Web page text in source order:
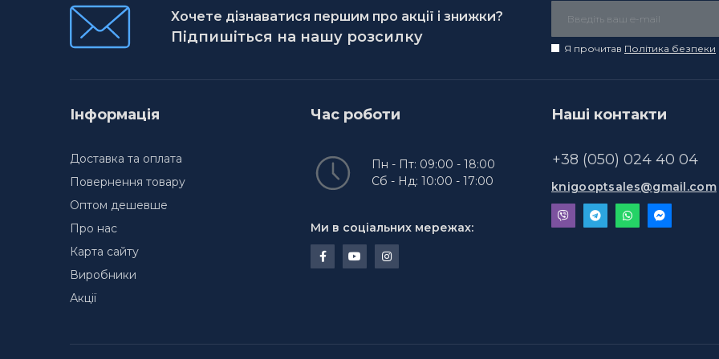
Хочете дізнаватися першим про акції і знижки?
Підпишіться на нашу розсилку
Я прочитав Політика безпеки
Інформація
Доставка та оплата
Повернення товару
Оптом дешевше
Про нас
Карта сайту
Виробники
Акції
Час роботи
Пн - Пт: 09:00 - 18:00
Сб - Нд: 10:00 - 17:00
Ми в соціальних мережах:
Наші контакти
+38 (050) 024 40 04
knigooptsales@gmail.com